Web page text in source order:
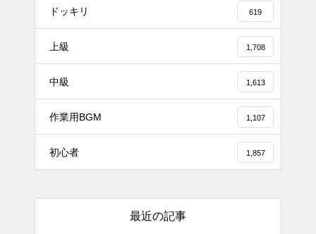
ドッキリ 619
上級 1,708
中級 1,613
作業用BGM 1,107
初心者 1,857
最近の記事
#tiktok #shorts #shortsdaily #sh
ortsdance #shirose #磁石 #white
jam #ピアノ初心者 #ピアノレッ
【転生悪女の黒歴史OP】ピアノ
で「Black Flame」弾いてみた
（中～上級）【The Dark History
ほぼ日1フレーズ THE BLUE H